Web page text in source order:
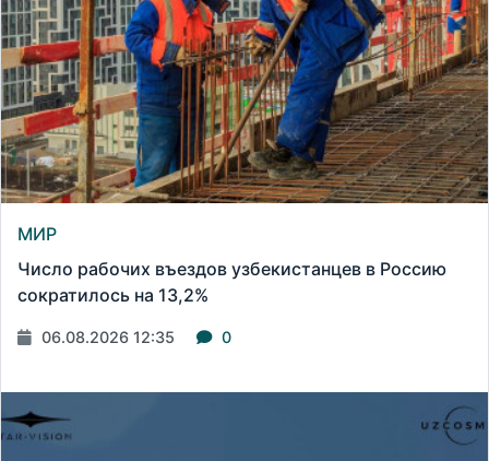
МИР
Число рабочих въездов узбекистанцев в Россию
сократилось на 13,2%
06.08.2026 12:35 0